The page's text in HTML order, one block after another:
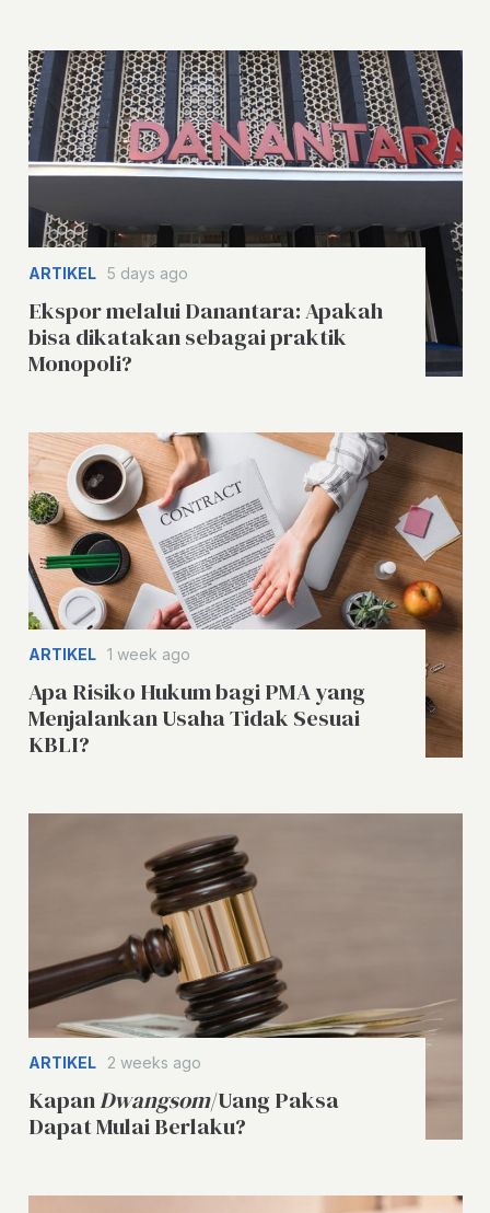
ARTIKEL 5 days ago
Ekspor melalui Danantara: Apakah
bisa dikatakan sebagai praktik
Monopoli?
ARTIKEL 1 week ago
Apa Risiko Hukum bagi PMA yang
Menjalankan Usaha Tidak Sesuai
KBLI?
ARTIKEL 2 weeks ago
KapanDwangsom/Uang Paksa
Dapat Mulai Berlaku?